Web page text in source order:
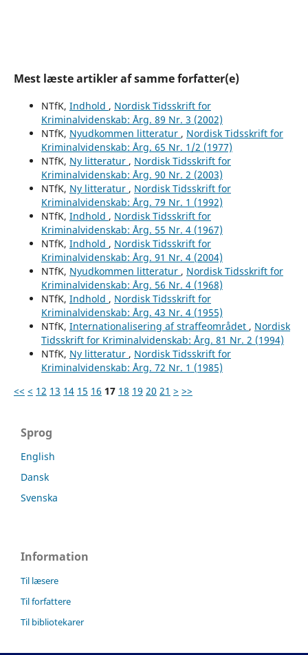
Mest læste artikler af samme forfatter(e)
NTfK, Indhold , Nordisk Tidsskrift for
Kriminalvidenskab: Årg. 89 Nr. 3 (2002)
NTfK, Nyudkommen litteratur , Nordisk Tidsskrift for
Kriminalvidenskab: Årg. 65 Nr. 1/2 (1977)
NTfK, Ny litteratur , Nordisk Tidsskrift for
Kriminalvidenskab: Årg. 90 Nr. 2 (2003)
NTfK, Ny litteratur , Nordisk Tidsskrift for
Kriminalvidenskab: Årg. 79 Nr. 1 (1992)
NTfK, Indhold , Nordisk Tidsskrift for
Kriminalvidenskab: Årg. 55 Nr. 4 (1967)
NTfK, Indhold , Nordisk Tidsskrift for
Kriminalvidenskab: Årg. 91 Nr. 4 (2004)
NTfK, Nyudkommen litteratur , Nordisk Tidsskrift for
Kriminalvidenskab: Årg. 56 Nr. 4 (1968)
NTfK, Indhold , Nordisk Tidsskrift for
Kriminalvidenskab: Årg. 43 Nr. 4 (1955)
NTfK, Internationalisering af straffeområdet , Nordisk
Tidsskrift for Kriminalvidenskab: Årg. 81 Nr. 2 (1994)
NTfK, Ny litteratur , Nordisk Tidsskrift for
Kriminalvidenskab: Årg. 72 Nr. 1 (1985)
<< < 12 13 14 15 16 17 18 19 20 21 > >>
Sprog
English
Dansk
Svenska
Information
Til læsere
Til forfattere
Til bibliotekarer